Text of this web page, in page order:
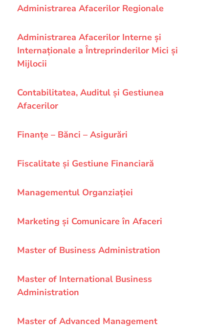
Administrarea Afacerilor Regionale
Administrarea Afacerilor Interne și
Internaționale a Întreprinderilor Mici și
Mijlocii
Contabilitatea, Auditul şi Gestiunea
Afacerilor
Finanţe – Bănci – Asigurări
Fiscalitate și Gestiune Financiară
Managementul Organziației
Marketing și Comunicare în Afaceri
Master of Business Administration
Master of International Business
Administration
Master of Advanced Management